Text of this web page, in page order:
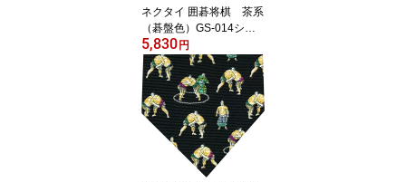
ネクタイ 囲碁将棋 茶系
（碁盤色）GS-014シル
ク 詰碁プレゼント ギフ
ト 父の日 贈り物
5,830 円